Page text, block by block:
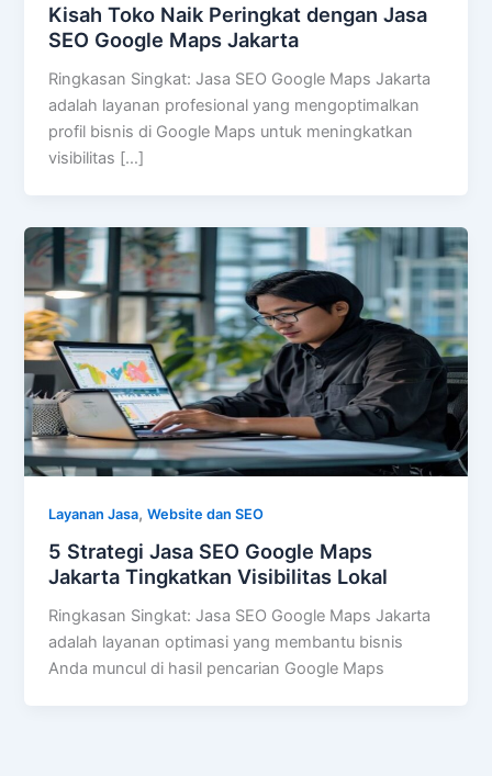
Kisah Toko Naik Peringkat dengan Jasa
SEO Google Maps Jakarta
Ringkasan Singkat: Jasa SEO Google Maps Jakarta
adalah layanan profesional yang mengoptimalkan
profil bisnis di Google Maps untuk meningkatkan
visibilitas […]
Layanan Jasa,Website dan SEO
5 Strategi Jasa SEO Google Maps
Jakarta Tingkatkan Visibilitas Lokal
Ringkasan Singkat: Jasa SEO Google Maps Jakarta
adalah layanan optimasi yang membantu bisnis
Anda muncul di hasil pencarian Google Maps